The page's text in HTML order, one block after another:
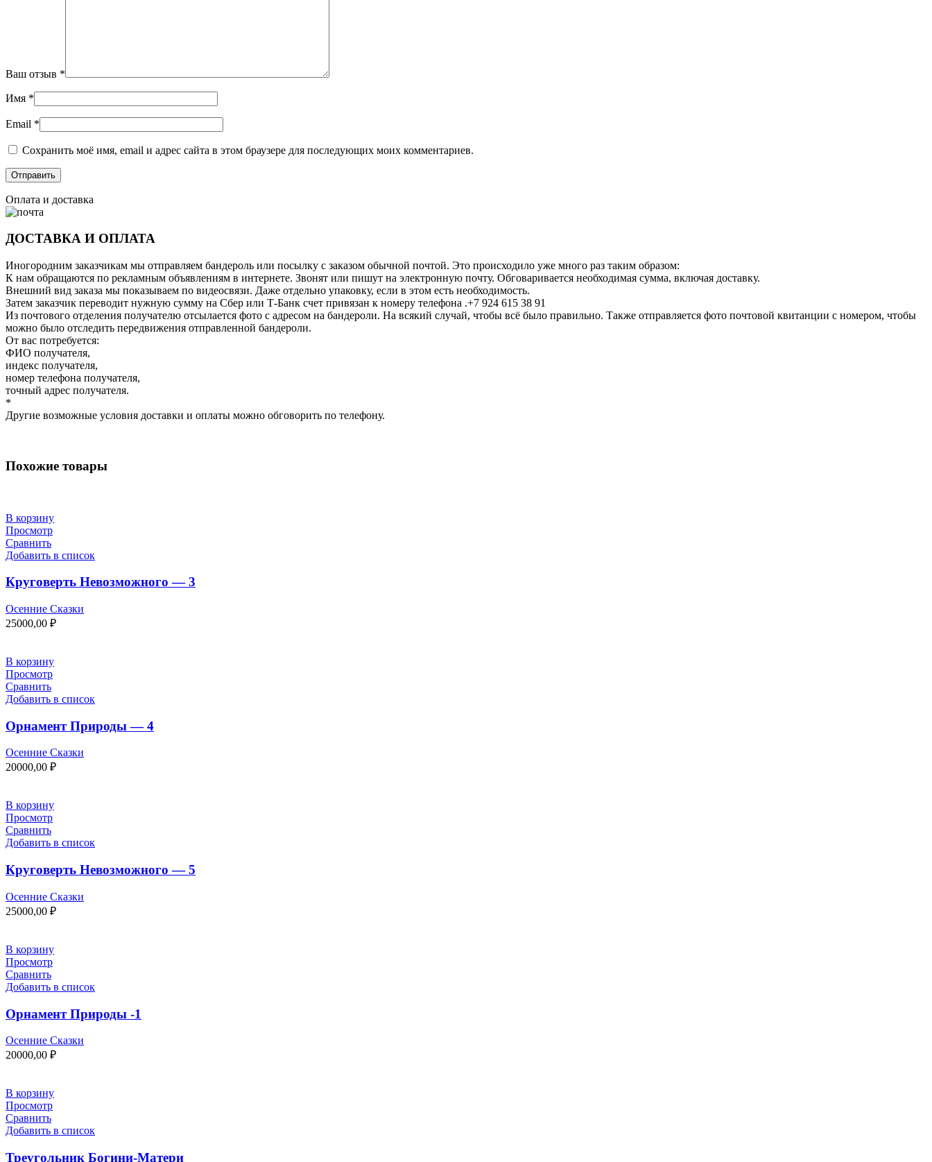
Ваш отзыв *
Имя *
Email *
Сохранить моё имя, email и адрес сайта в этом браузере для последующих моих комментариев.
Оплата и доставка
ДОСТАВКА И ОПЛАТА
Иногородним заказчикам мы отправляем бандероль или посылку с заказом обычной почтой. Это происходило уже много раз таким образом:
К нам обращаются по рекламным объявлениям в интернете. Звонят или пишут на электронную почту. Обговаривается необходимая сумма, включая доставку.
Внешний вид заказа мы показываем по видеосвязи. Даже отдельно упаковку, если в этом есть необходимость.
Затем заказчик переводит нужную сумму на Сбер или Т-Банк счет привязан к номеру телефона .+7 924 615 38 91
Из почтового отделения получателю отсылается фото с адресом на бандероли. На всякий случай, чтобы всё было правильно. Также отправляется фото почтовой квитанции с номером, чтобы
можно было отследить передвижения отправленной бандероли.
От вас потребуется:
ФИО получателя,
индекс получателя,
номер телефона получателя,
точный адрес получателя.
*
Другие возможные условия доставки и оплаты можно обговорить по телефону.
Похожие товары
В корзину
Просмотр
Сравнить
Добавить в список
Круговерть Невозможного — 3
Осенние Сказки
25000,00 ₽
В корзину
Просмотр
Сравнить
Добавить в список
Орнамент Природы — 4
Осенние Сказки
20000,00 ₽
В корзину
Просмотр
Сравнить
Добавить в список
Круговерть Невозможного — 5
Осенние Сказки
25000,00 ₽
В корзину
Просмотр
Сравнить
Добавить в список
Орнамент Природы -1
Осенние Сказки
20000,00 ₽
В корзину
Просмотр
Сравнить
Добавить в список
Треугольник Богини-Матери